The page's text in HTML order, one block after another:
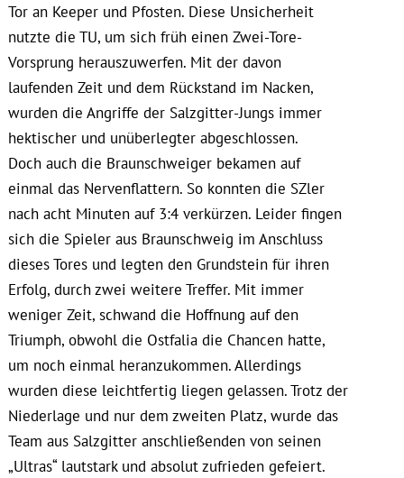
Tor an Keeper und Pfosten. Diese Unsicherheit
nutzte die TU, um sich früh einen Zwei-Tore-
Vorsprung herauszuwerfen. Mit der davon
laufenden Zeit und dem Rückstand im Nacken,
wurden die Angriffe der Salzgitter-Jungs immer
hektischer und unüberlegter abgeschlossen.
Doch auch die Braunschweiger bekamen auf
einmal das Nervenflattern. So konnten die SZler
nach acht Minuten auf 3:4 verkürzen. Leider fingen
sich die Spieler aus Braunschweig im Anschluss
dieses Tores und legten den Grundstein für ihren
Erfolg, durch zwei weitere Treffer. Mit immer
weniger Zeit, schwand die Hoffnung auf den
Triumph, obwohl die Ostfalia die Chancen hatte,
um noch einmal heranzukommen. Allerdings
wurden diese leichtfertig liegen gelassen. Trotz der
Niederlage und nur dem zweiten Platz, wurde das
Team aus Salzgitter anschließenden von seinen
„Ultras“ lautstark und absolut zufrieden gefeiert.